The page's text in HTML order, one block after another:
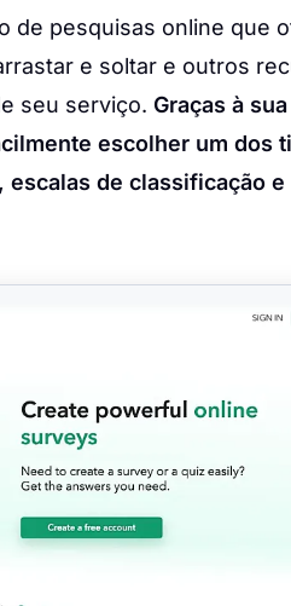
de pesquisas online que
e soltar e outros
seu serviço. Graças à
escolher um dos
de classificação e